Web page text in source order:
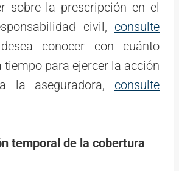
sobre la prescripción en el
civil, consulte
conocer con cuánto
tiempo para ejercer la acción
la aseguradora, consulte
temporal de la cobertura